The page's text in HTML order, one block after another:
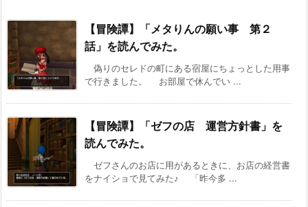
【冒険譚】「メタりんの願い事 第２
話」を読んでみた。
偽りのセレドの町にある宿屋にちょっとした用事
で行きました。 お部屋で休んでい ...
【冒険譚】「ゼフの店 運営方針書」を
読んでみた。
ゼフさんのお店に用があるときに、お店の経営書
をナイショで見てみた♪ 「昨今多 ...